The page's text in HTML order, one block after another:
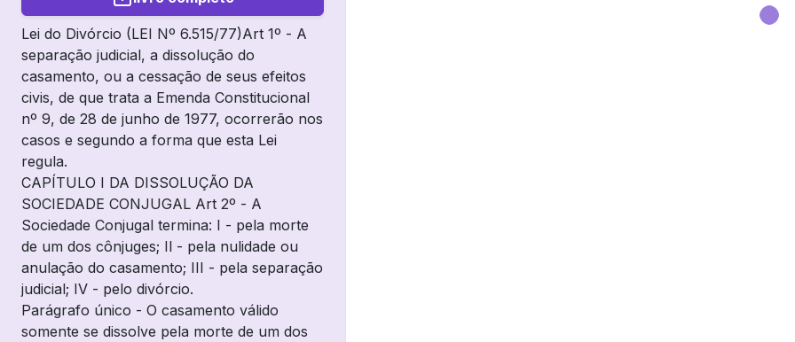
Lei do Divórcio (LEI Nº 6.515/77)Art 1º - A
separação judicial, a dissolução do
casamento, ou a cessação de seus efeitos
civis, de que trata a Emenda Constitucional
nº 9, de 28 de junho de 1977, ocorrerão nos
casos e segundo a forma que esta Lei
regula.
CAPÍTULO I DA DISSOLUÇÃO DA
SOCIEDADE CONJUGAL Art 2º - A
Sociedade Conjugal termina: I - pela morte
de um dos cônjuges; Il - pela nulidade ou
anulação do casamento; III - pela separação
judicial; IV - pelo divórcio.
Parágrafo único - O casamento válido
somente se dissolve pela morte de um dos